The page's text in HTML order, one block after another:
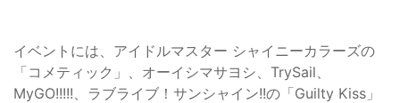
イベントには、アイドルマスター シャイニーカラーズの
「コメティック」、オーイシマサヨシ、TrySail、
MyGO!!!!!、ラブライブ！サンシャイン!!の「Guilty Kiss」